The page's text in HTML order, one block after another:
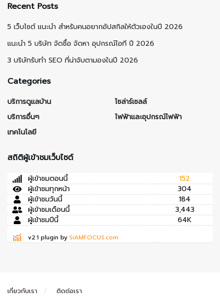
Recent Posts
5 เว็บไซต์ แนะนำ สำหรับคนอยากอัปสกิลให้ตัวเองในปี 2026
แนะนำ 5 บริษัท จัดซื้อ จัดหา อุปกรณ์ไอที ปี 2026
3 บริษัทรับทำ SEO ที่น่าจับตามองในปี 2026
Categories
บริการดูแลบ้าน
บริการอื่นๆ
เทคโนโลยี
โซล่าร์เซลล์
ไฟฟ้าและอุปกรณ์ไฟฟ้า
สถิติผู้เข้าชมเว็บไซต์
ผู้เข้าชมตอนนี้
152
ผู้เข้าชมทุกหน้า
304
ผู้เข้าชมวันนี้
184
ผู้เข้าชมเดือนนี้
3,443
ผู้เข้าชมปีนี้
64K
v2.1 plugin by SiAMFOCUS.com
เกี่ยวกับเรา ติดต่อเรา